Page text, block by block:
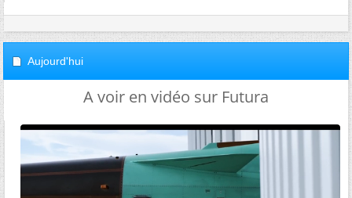
Aujourd'hui
A voir en vidéo sur Futura